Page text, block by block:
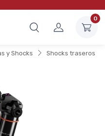
0
y Shocks Shocks traseros